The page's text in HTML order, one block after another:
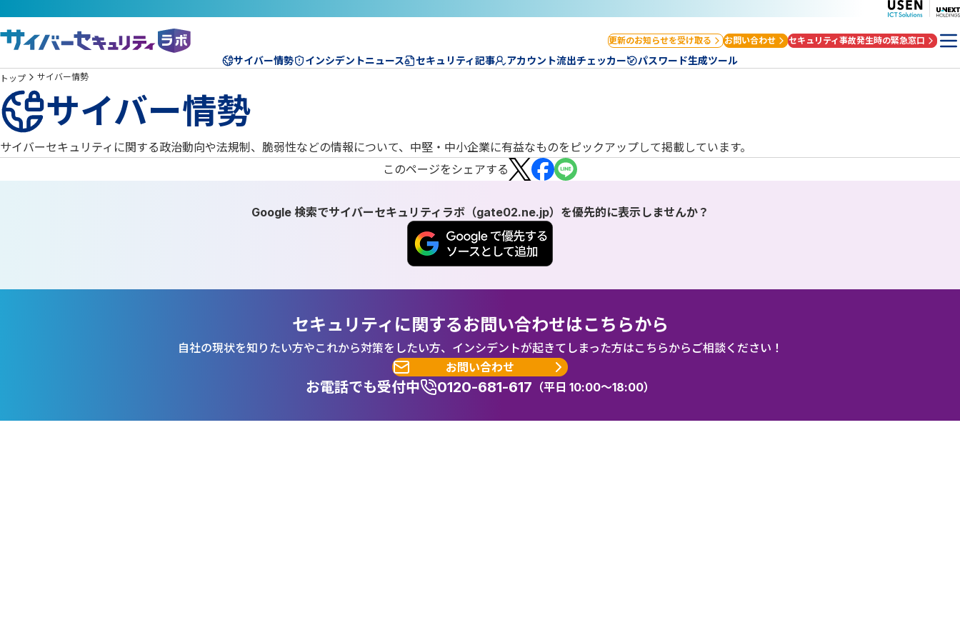
更新のお知らせを受け取る お問い合わせ セキュリティ事故発生時の緊急窓口
サイバー情勢 インシデントニュース セキュリティ記事 アカウント流出チェッカー パスワード生成ツール
トップ サイバー情勢
サイバー情勢
サイバーセキュリティに関する政治動向や法規制、脆弱性などの情報について、中堅・中小企業に有益なものをピックアップして掲載しています。
このページをシェアする
Google 検索でサイバーセキュリティラボ（gate02.ne.jp）を優先的に表示しませんか？
セキュリティに関するお問い合わせはこちらから
自社の現状を知りたい方やこれから対策をしたい方、インシデントが起きてしまった方はこちらからご相談ください！
お問い合わせ
お電話でも受付中 0120-681-617 （平日 10:00～18:00）